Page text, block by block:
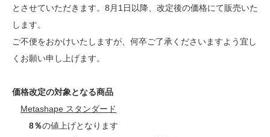
とさせていただきます。8月1日以降、改定後の価格にて販売いた
します。
ご不便をおかけいたしますが、何卒ご了承くださいますよう宜し
くお願い申し上げます。
価格改定の対象となる商品
Metashape スタンダード
8％の値上げとなります